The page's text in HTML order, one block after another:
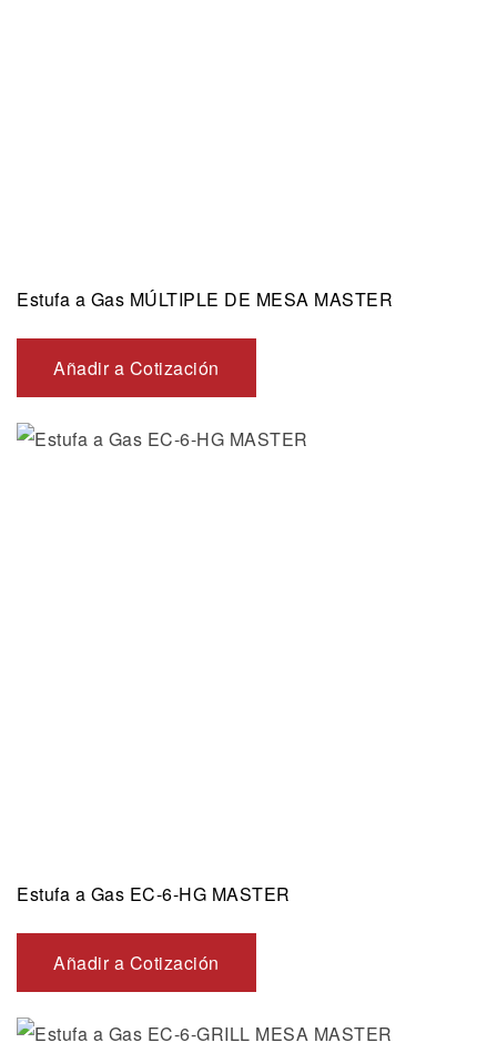
Estufa a Gas MÚLTIPLE DE MESA MASTER
Añadir a Cotización
Estufa a Gas EC-6-HG MASTER
Añadir a Cotización